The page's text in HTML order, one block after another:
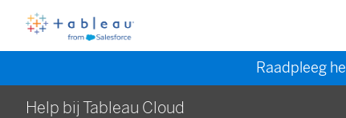
Raadpleeg
Help bij Tableau Cloud